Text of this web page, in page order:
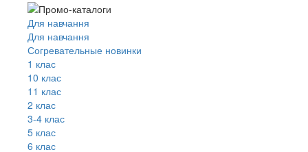
Для навчання
Для навчання
Согревательные новинки
1 клас
10 клас
11 клас
2 клас
3-4 клас
5 клас
6 клас